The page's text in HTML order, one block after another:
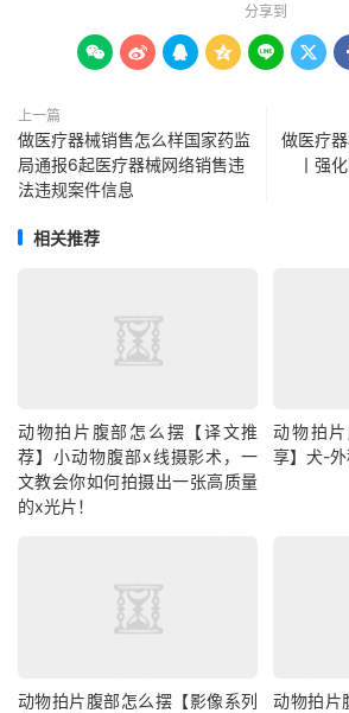
分享到
     
上一篇
做医疗器械销售怎么样国家药监
局通报6起医疗器械网络销售违
法违规案件信息
做医疗
丨强
相关推荐
动物拍片腹部怎么摆【译文推
荐】小动物腹部x线摄影术，一
文教会你如何拍摄出一张高质量
的x光片！
动物拍
享】犬-
动物拍片腹部怎么摆【影像系列
动物拍片